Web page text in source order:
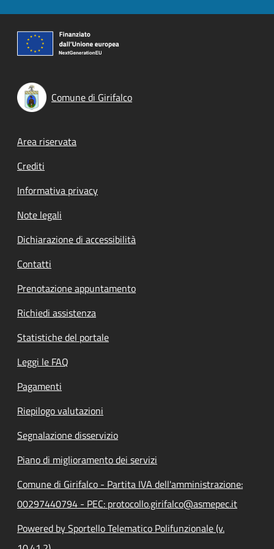
Comune di Girifalco
Footer menu
Area riservata
Crediti
Informativa privacy
Note legali
Dichiarazione di accessibilità
Contatti
Prenotazione appuntamento
Richiedi assistenza
Statistiche del portale
Leggi le FAQ
Pagamenti
Riepilogo valutazioni
Segnalazione disservizio
Piano di miglioramento dei servizi
Comune di Girifalco - Partita IVA dell'amministrazione:
00297440794 - PEC: protocollo.girifalco@asmepec.it
Powered by Sportello Telematico Polifunzionale (v.